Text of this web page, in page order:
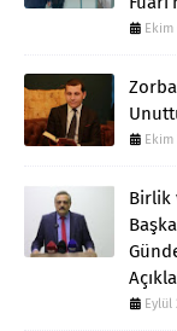
Ekim
Ekim
Birlik
Eylül